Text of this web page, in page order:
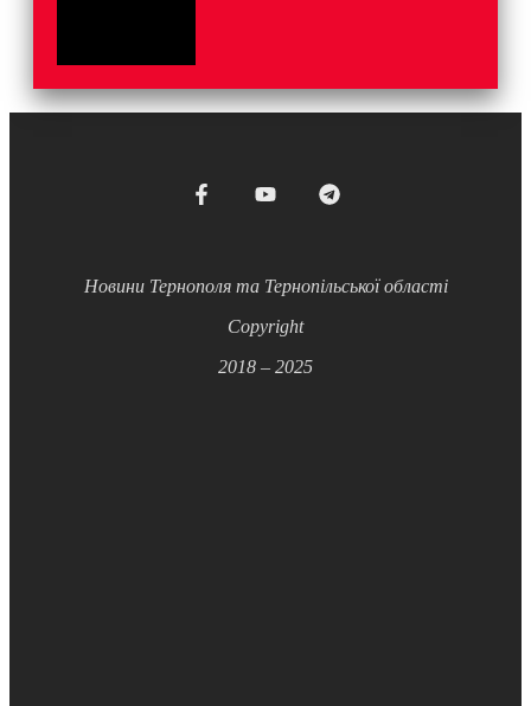
Новини Тернополя та Тернопільської області
Copyright
2018 – 2025